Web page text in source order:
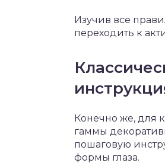
Изучив все
переходить к
Конечно же, для
гаммы
пошаговую
формы глаза.